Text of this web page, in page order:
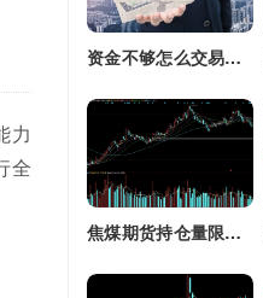
力
全
资金不够怎么交易股指期货(资金不够怎么交易股指期货呢)
焦煤期货持仓量限额(焦煤期货持仓量限额是多少)